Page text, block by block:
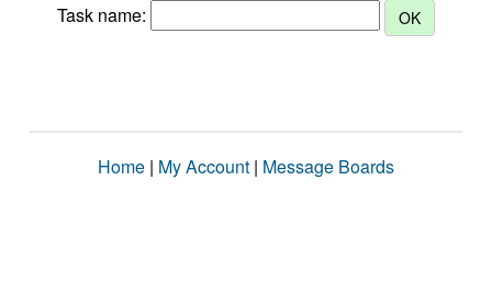
Task name:
Home | My Account | Message Boards